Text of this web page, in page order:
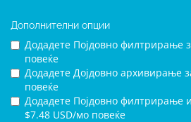
Дополнителни опции
Додадете Појдовно филтрирање
повеќе
Додадете Дојдовно архивирање
повеќе
Додадете Појдовно филтрирање
$7.48 USD/мо повеќе